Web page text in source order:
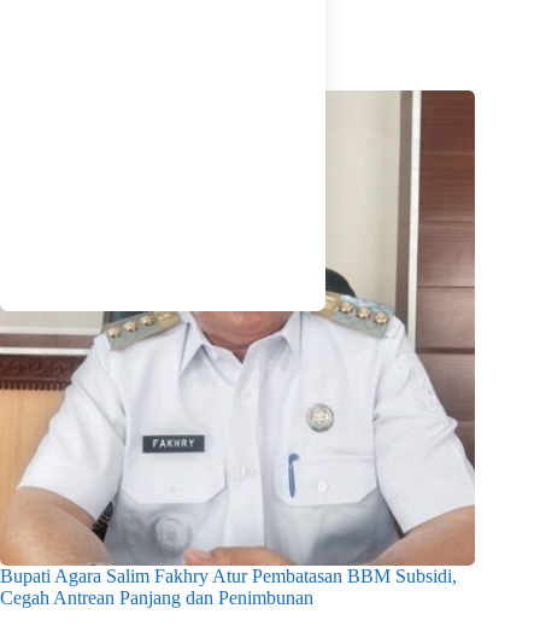
Bupati Agara Salim Fakhry Atur Pembatasan BBM Subsidi,
Cegah Antrean Panjang dan Penimbunan